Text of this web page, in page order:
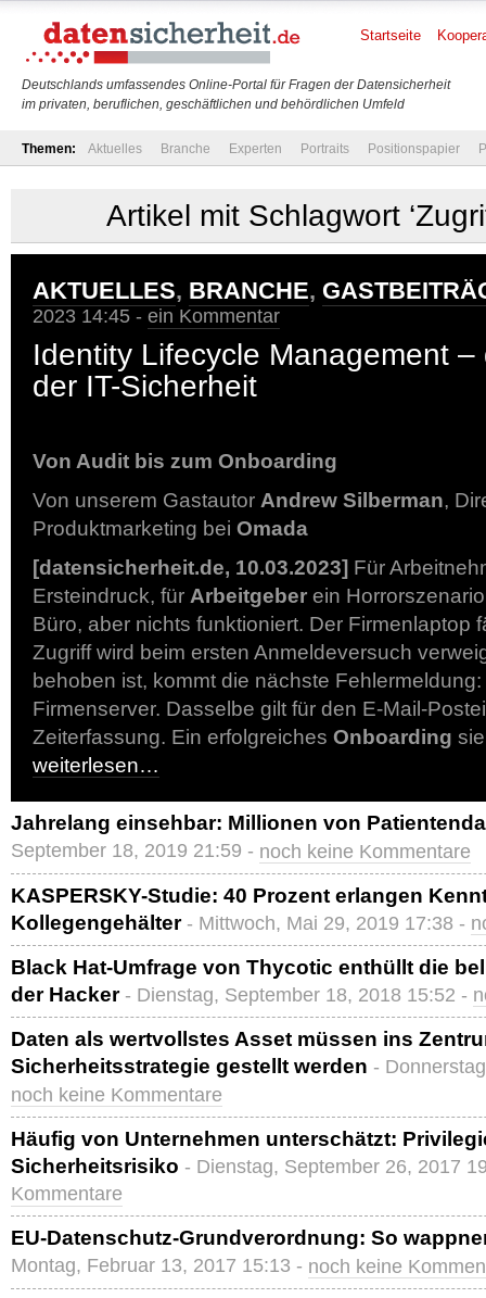
Deutschlands umfassendes Online-Portal für Fragen der Datensicherheit
im privaten, beruflichen, geschäftlichen und behördlichen Umfeld
Startseite
Themen: Aktuelles Branche Experten Portraits Positionspapier
Artikel mit Schlagwort
AKTUELLES, BRANCHE,
2023 14:45 - ein Kommentar
Identity Lifecycle Management –
der IT-Sicherheit
Von Audit bis zum Onboarding
Von unserem Gastautor Andrew Silberman,
Produktmarketing bei Omada
[datensicherheit.de, 10.03.2023] Für
Ersteindruck, für Arbeitgeber ein
Büro, aber nichts funktioniert. Der Firmenlaptop
Zugriff wird beim ersten Anmeldeversuch
behoben ist, kommt die nächste
Firmenserver. Dasselbe gilt für den E-Mail-
Zeiterfassung. Ein erfolgreiches Onboarding
weiterlesen…
Jahrelang einsehbar: Millionen von
September 18, 2019 21:59 - noch keine Kommentare
KASPERSKY-Studie: 40 Prozent erlangen
Kollegengehälter - Mittwoch, Mai 29, 2019 17:38 -
Black Hat-Umfrage von Thycotic enthüllt die
der Hacker - Dienstag, September 18, 2018 15:52 -
Daten als wertvollstes Asset müssen ins
Sicherheitsstrategie gestellt werden -
noch keine Kommentare
Häufig von Unternehmen unterschätzt:
Sicherheitsrisiko - Dienstag, September 26, 2017
Kommentare
EU-Datenschutz-Grundverordnung: So
Montag, Februar 13, 2017 15:13 - noch keine